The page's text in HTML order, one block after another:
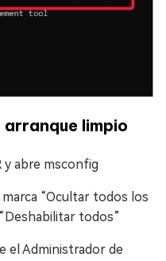
arranque limpio
y abre msconfig
“Ocultar todos los
todos”
el Administrador de